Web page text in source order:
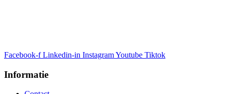
Facebook-f Linkedin-in InstagramYoutube Tiktok
Informatie